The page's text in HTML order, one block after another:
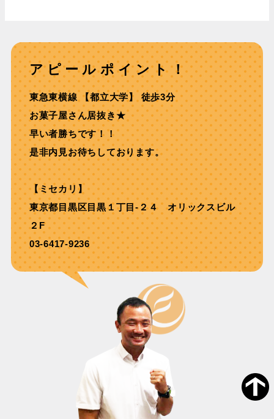
アピールポイント！
東急東横線 【都⽴⼤学】 徒歩3分
お菓子屋さん居抜き★
早い者勝ちです！！
是非内見お待ちしております。
【ミセカリ】
東京都目黒区目黒１丁目-２４ オリックスビル
２F
03-6417-9236